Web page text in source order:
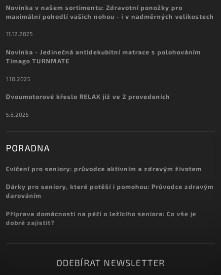
Novinka v našem sortimentu: Zdravotní ponožky pro
maximální pohodlí vašich nohou - i v nadměrných velikostech
11.12.2025
Novinka - Jedinečná antidekubitní matrace s polohováním
Timago TURNMATE
1.10.2025
Dvoumotorové křeslo RELAX již ve 2 provedeních
5.6.2025
PORADNA
Cvičení pro seniory: průvodce aktivním a zdravým životem
Dárky pro seniory, které potěší i pomohou: Průvodce zdravým
darováním
Příprava domácnosti na péči o ležícího seniora: Co vše je
dobré zajistit?
ODEBÍRAT NEWSLETTER